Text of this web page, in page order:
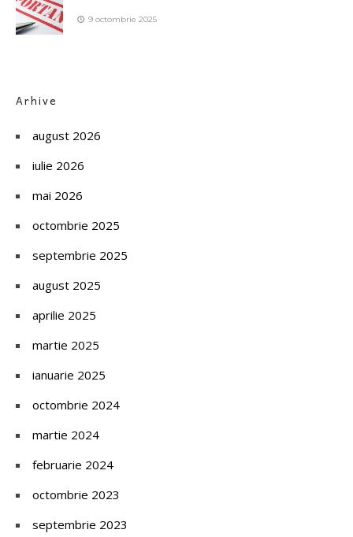
9 octombrie 2025
Arhive
august 2026
iulie 2026
mai 2026
octombrie 2025
septembrie 2025
august 2025
aprilie 2025
martie 2025
ianuarie 2025
octombrie 2024
martie 2024
februarie 2024
octombrie 2023
septembrie 2023